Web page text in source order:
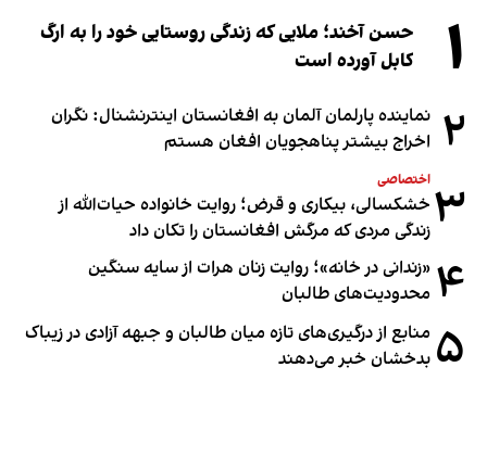
۱
حسن آخند؛ ملایی که زندگی روستایی خود را به ارگ
کابل آورده است
۲ نماینده پارلمان آلمان به افغانستان اینترنشنال: نگران
اخراج بیشتر پناهجویان افغان هستم
۳ اختصاصی
خشکسالی، بیکاری و قرض؛ روایت خانواده حیات‌الله از
زندگی مردی که مرگش افغانستان را تکان داد
۴ «زندانی در خانه»؛ روایت زنان هرات از سایه سنگین
محدودیت‌های طالبان
۵ منابع از درگیری‌های تازه میان طالبان و جبهه آزادی در زیباک
بدخشان خبر می‌دهند